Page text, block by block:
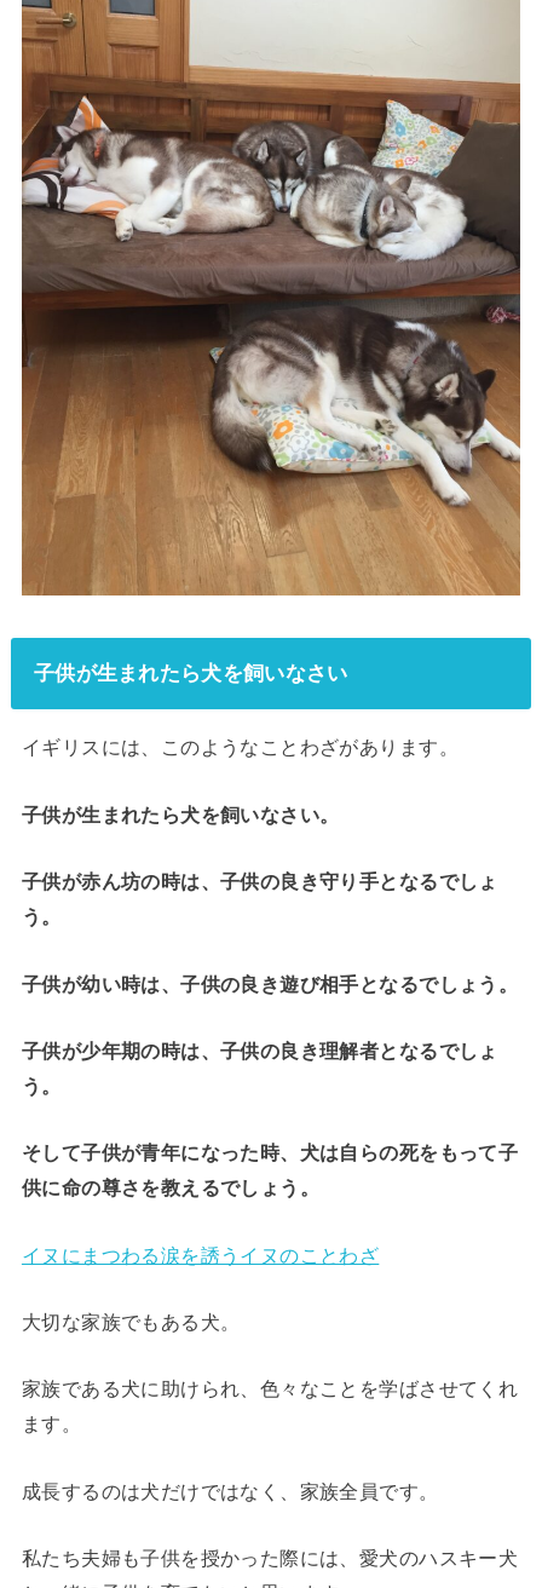
子供が生まれたら犬を飼いなさい
イギリスには、このようなことわざがあります。
子供が生まれたら犬を飼いなさい。
子供が赤ん坊の時は、子供の良き守り手となるでしょ
う。
子供が幼い時は、子供の良き遊び相手となるでしょう。
子供が少年期の時は、子供の良き理解者となるでしょ
う。
そして子供が青年になった時、犬は自らの死をもって子
供に命の尊さを教えるでしょう。
イヌにまつわる涙を誘うイヌのことわざ
大切な家族でもある犬。
家族である犬に助けられ、色々なことを学ばさせてくれ
ます。
成長するのは犬だけではなく、家族全員です。
私たち夫婦も子供を授かった際には、愛犬のハスキー犬